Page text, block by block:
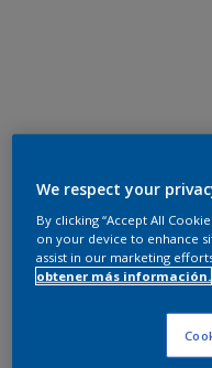
We respect your
By clicking “Accept All
on your device to enhance
assist in our marketing
obtener más información.